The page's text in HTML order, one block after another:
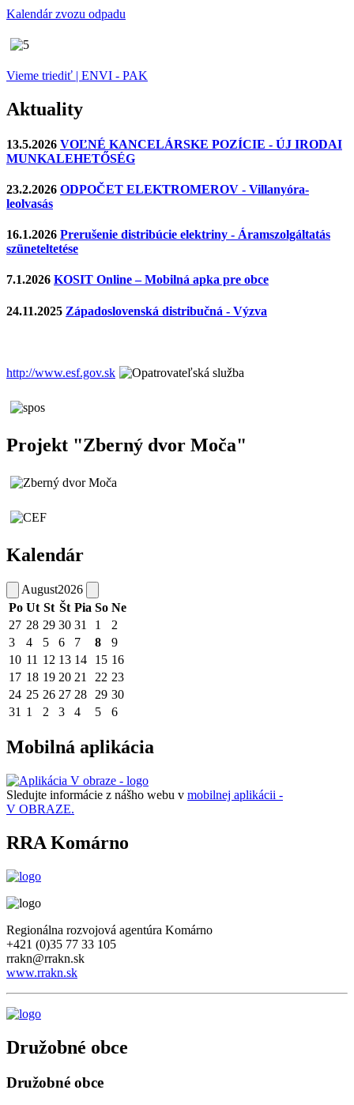
Kalendár zvozu odpadu
Vieme triediť | ENVI - PAK
Aktuality
13.5.2026 VOĽNÉ KANCELÁRSKE POZÍCIE - ÚJ IRODAI
MUNKALEHETŐSÉG
23.2.2026 ODPOČET ELEKTROMEROV - Villanyóra-
leolvasás
16.1.2026 Prerušenie distribúcie elektriny - Áramszolgáltatás
szüneteltetése
7.1.2026 KOSIT Online – Mobilná apka pre obce
24.11.2025 Západoslovenská distribučná - Výzva
http://www.esf.gov.sk
Projekt "Zberný dvor Moča"
Kalendár
August2026
Po Ut St Št Pia So Ne
27 28 29 30 31 1
2
3
4 5 6 7 8
9
10 11 12 13 14 15 16
17 18 19 20 21 22 23
24 25 26 27 28 29 30
31 1 2 3 4 5 6
Mobilná aplikácia
Sledujte informácie z nášho webu v mobilnej aplikácii -
V OBRAZE.
RRA Komárno
Regionálna rozvojová agentúra Komárno
+421 (0)35 77 33 105
rrakn@rrakn.sk
www.rrakn.sk
Družobné obce
Družobné obce